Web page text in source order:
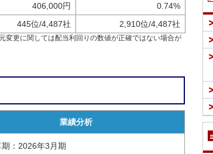
406,000円
0.74%
445位/4,487社
2,910位/4,487社
更に関しては配当利回りの数値が正確ではない場合が
業績分析
期：2026年3月期